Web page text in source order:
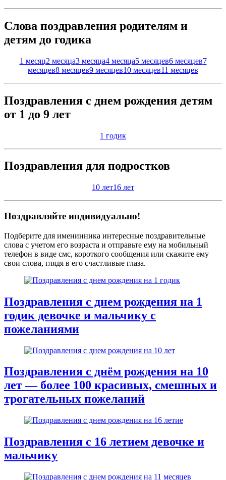
Слова поздравления родителям и
детям до годика
1 месяц2 месяца3 месяца4 месяца5 месяцев6 месяцев7
месяцев8 месяцев9 месяцев10 месяцев11 месяцев
Поздравления с днем рождения детям
от 1 до 9 лет
1 годик
Поздравления для подростков
10 лет16 лет
Поздравляйте индивидуально!
Подберите для именинника интересные поздравительные
слова с учетом его возраста и отправьте ему на мобильный
телефон в виде смс, короткого сообщения или скажите ему
свои слова, глядя в его счастливые глаза.
Поздравления с днем рождения на 1
годик девочке и мальчику с
пожеланиями
Поздравления с днём рождения на 10
лет — более 100 красивых, смешных и
трогательных пожеланий
Поздравления с 16 летием девочке и
мальчику